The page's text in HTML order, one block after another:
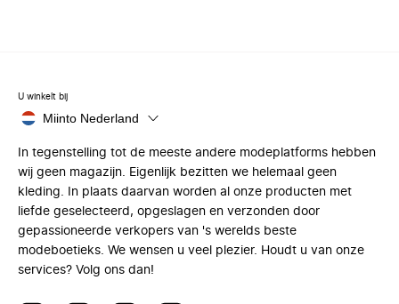
U winkelt bij
Miinto Nederland
In tegenstelling tot de meeste andere modeplatforms hebben
wij geen magazijn. Eigenlijk bezitten we helemaal geen
kleding. In plaats daarvan worden al onze producten met
liefde geselecteerd, opgeslagen en verzonden door
gepassioneerde verkopers van 's werelds beste
modeboetieks. We wensen u veel plezier. Houdt u van onze
services? Volg ons dan!